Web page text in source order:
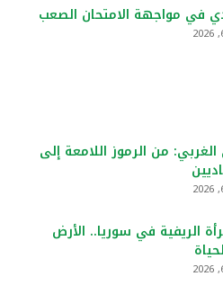
في مواجهة الامتحان الصعب
من الرموز اللامعة إلى
الريفية في سوريا.. الأرض